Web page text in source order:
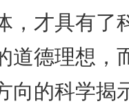
，才具有了
道德理想，
向的科学揭